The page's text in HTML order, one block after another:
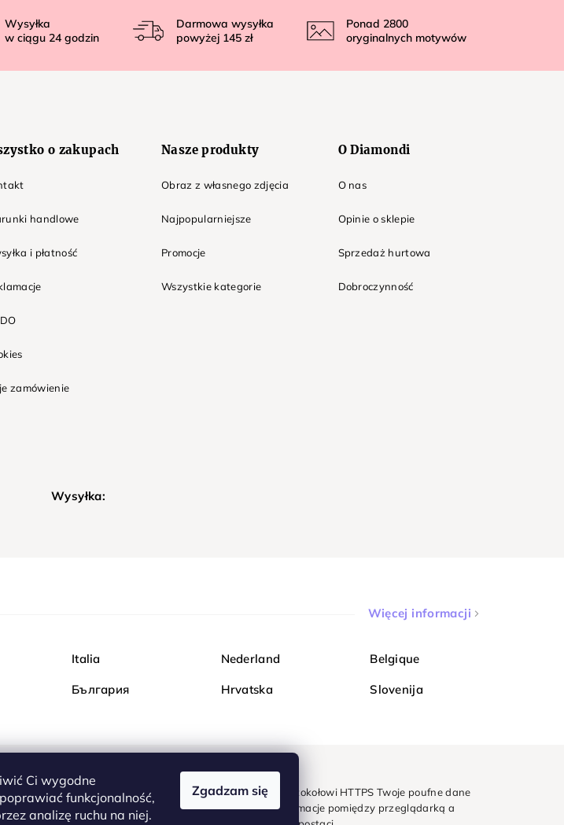
Ci wygodne
funkcjonalność,
analizę ruchu na niej.
Zgadzam się
Wysyłka
w ciągu 24 godzin
Darmowa wysyłka
powyżej 145 zł
Ponad 2800
oryginalnych motywów
o zakupach
handlowe
i płatność
zamówienie
Nasze produkty
Obraz z własnego zdjęcia
Najpopularniejsze
Promocje
Wszystkie kategorie
O Diamondi
O nas
Opinie o sklepie
Sprzedaż hurtowa
Dobroczynność
Wysyłka:
Więcej informacji
Italia Nederland Belgique
България Hrvatska Slovenija
Kupuj bezpiecznie w Diamondi. Dzięki protokołowi HTTPS Twoje poufne dane
są całkowicie bezpieczne - wszystkie informacje pomiędzy przeglądarką a